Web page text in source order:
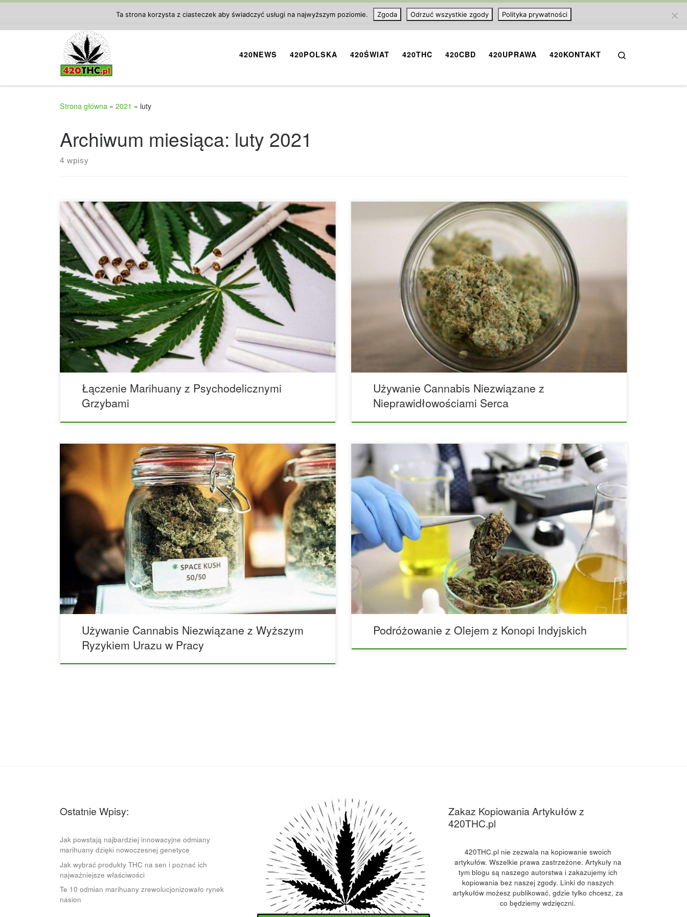
420NEWS 420POLSKA 420ŚWIAT 420THC 420CBD 420UPRAWA 420KONTAKT
Strona główna » 2021 » luty
Archiwum miesiąca: luty 2021
4 wpisy
Łączenie marihuany z psychodelicznymi grzybami: Przepis na super
doświadczenie czy zły trip? Badania są słabe, ale anegdotyczne raporty
sugerują, że jednoczesne przyjmowanie konopi i grzybów może
zintensyfikować doznanie psychedeliczne. Inni używają niewielkich ilości
marihuany, aby złagodzić końcówkę swoich doświadczeń z grzybami.
Nierzadko zdarza się, że konsumenci konopi indyjskich używają również
psychoaktywnych grzybów i na odwrót. Internet jest pełen artykułów o […]
Łączenie Marihuany z Psychodelicznymi
Grzybami
Nowe badanie! Używanie cannabis nie jest w żaden sposób związane z
nieprawidłowościami serca u osób w wieku średnim. Zgodnie z danymi
klinicznymi opublikowanymi w czasopiśmie Addiction, ani obecne, ani
skumulowane używanie konopi indyjskich przez całe życie nie jest związane z
nieprawidłowościami serca w średnim wieku. Międzynarodowy zespół
naukowców ze Szwajcarii i Stanów Zjednoczonych ocenił związek pomiędzy
łącznym używaniem marihuany a […]
Używanie Cannabis Niezwiązane z
Nieprawidłowościami Serca
Badanie: Używanie cannabis w ubiegłym roku nie było związane z wyższym
ryzykiem wystąpienia urazu w miejscu pracy. Według danych opublikowanych w
czasopiśmie Occupational Medicine osoby, które zażywały konopie indyjskie w
ciągu ostatniego roku, nie były bardziej narażone na jakiekolwiek ryzyko w
miejscu pracy niż osoby nie stosujące marihuany. Zespół naukowców z
Wydziału Medycyny Pracy Uniwersytetu w Toronto ocenił związek między […]
Używanie Cannabis Niezwiązane z Wyższym
Ryzykiem Urazu w Pracy
Departament Stanu USA ostrzega przed podróżowaniem z olejem z konopi
indyjskich. Departament Stanu USA ostrzega międzynarodowych podróżników
wakacyjnych, że chociaż CBD pochodzące z konopi może być legalne w USA,
może przysporzyć ci kłopotów, jeśli zabierzesz je w określone miejsca za
granicą. „Zabieranie ze sobą w podróż dronów, olejów CBD czy broni palnej,
może przysporzyć Ci kłopotów w innych krajach. Dowiedz […]
Podróżowanie z Olejem z Konopi Indyjskich
Ostatnie Wpisy:
Jak powstają najbardziej innowacyjne odmiany
marihuany dzięki nowoczesnej genetyce
Jak wybrać produkty THC na sen i poznać ich
najważniejsze właściwości
Te 10 odmian marihuany zrewolucjonizowało rynek
nasion
Zakaz Kopiowania Artykułów z
420THC.pl
420THC.pl nie zezwala na kopiowanie swoich
artykułów. Wszelkie prawa zastrzeżone. Artykuły na
tym blogu są naszego autorstwa i zakazujemy ich
kopiowania bez naszej zgody. Linki do naszych
artykułów możesz publikować, gdzie tylko chcesz, za
co będziemy wdzięczni.
Ta strona korzysta z ciasteczek aby świadczyć usługi na najwyższym poziomie. Zgoda Odrzuć wszystkie zgody Polityka prywatności